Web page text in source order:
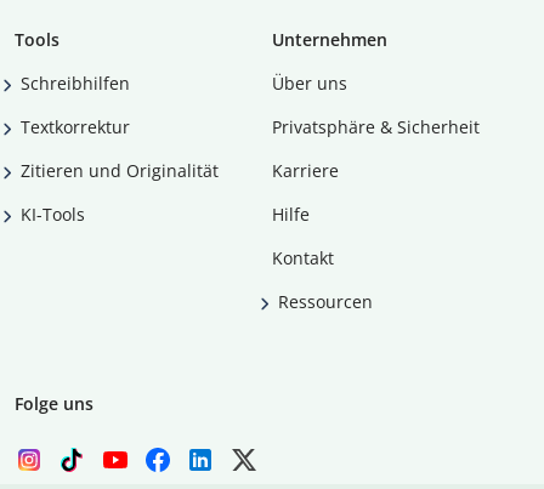
Tools
Schreibhilfen
Textkorrektur
Zitieren und Originalität
KI-Tools
Unternehmen
Über uns
Privatsphäre & Sicherheit
Karriere
Hilfe
Kontakt
Ressourcen
Folge uns